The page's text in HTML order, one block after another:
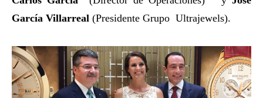
García Villarreal (Presidente Grupo Ultrajewels).